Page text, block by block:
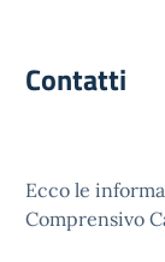
Contatti
Ecco le
Comprensivo